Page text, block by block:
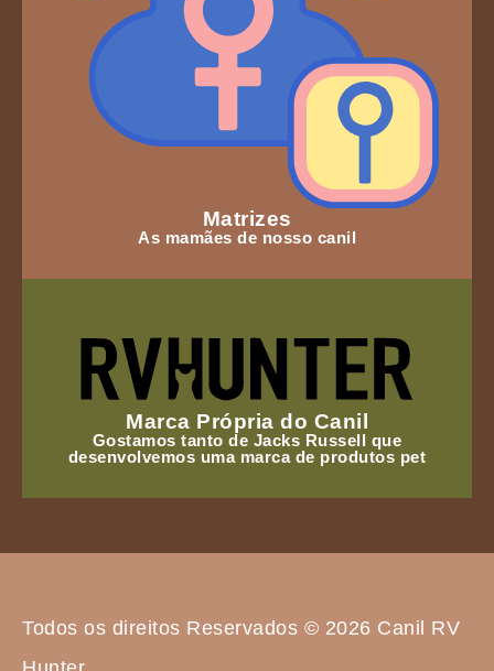
Matrizes
As mamães de nosso canil
Marca Própria do Canil
Gostamos tanto de Jacks Russell que
desenvolvemos uma marca de produtos pet
Todos os direitos Reservados © 2026 Canil RV